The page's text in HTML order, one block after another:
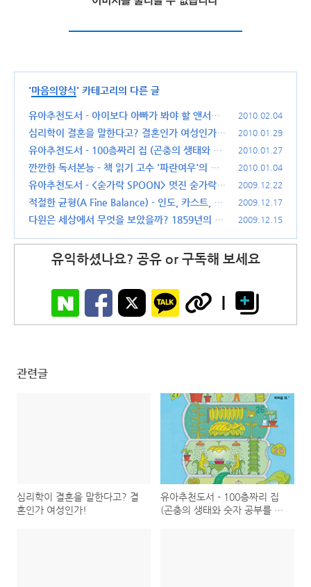
'마음의양식' 카테고리의 다른 글
유아추천도서 - 아이보다 아빠가 봐야 할 앤서니
브라운의 돼지책
(24)
2010.02.04
심리학이 결혼을 말한다고? 결혼인가 여성인가!
(12)
2010.01.29
유아추천도서 - 100층짜리 집 (곤충의 생태와 숫
자 공부를 한꺼번에)
(32)
2010.01.27
깐깐한 독서본능 - 책 읽기 고수 '파란여우'의 종
횡무진 독서기
(46)
2010.01.04
유아추천도서 - <숟가락 SPOON> 멋진 숟가락
이야기
(22)
2009.12.22
적절한 균형(A Fine Balance) - 인도, 카스트, 그
리고 사람
(4)
2009.12.17
다윈은 세상에서 무엇을 보았을까? 1859년의 과
2009.12.15
유익하셨나요? 공유 or 구독해 보세요
관련글
심리학이 결혼을 말한다고? 결
혼인가 여성인가!
유아추천도서 - 100층짜리 집
(곤충의 생태와 숫자 공부를 한